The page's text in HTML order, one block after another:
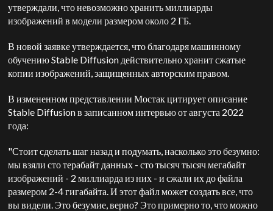
утверждали, что невозможно хранить миллиарды
изображений в модели размером около 2 ГБ.
В новой заявке утверждается, что благодаря машинному
обучению Stable Diffusion действительно хранит сжатые
копии изображений, защищенных авторским правом.
В измененном представлении Мостак цитирует описание
Stable Diffusion в записанном интервью от августа 2022
года:
"Стоит сделать шаг назад и подумать, насколько это безумно:
мы взяли сто терабайт данных - сто тысяч тысяч мегабайт
изображений - 2 миллиарда из них - и сжали их до файла
размером 2-4 гигабайта. И этот файл может создать все, что
вы видели. Это безумие, верно? Это примерно то, что можно